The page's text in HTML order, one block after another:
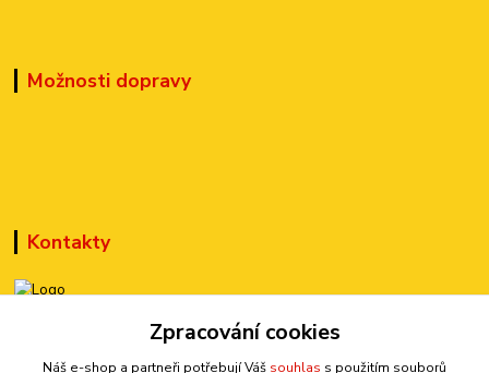
Možnosti dopravy
Kontakty
+420 777 899 301Zpracování cookies
Náš e-shop a partneři potřebují Váš souhlas s použitím souborů